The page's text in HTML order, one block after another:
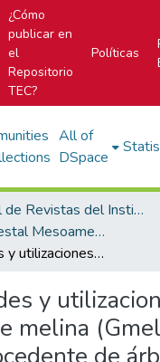
¿Cómo
publicar en
el
Repositorio
TEC?
Políticas
All of
DSpace
Portal de Revistas del Instituto Tecnológico de Costa Rica
Revista Forestal Mesoamericana Kurú
Propiedades y utilizaciones de la madera de melina (Gmelina arborea Roxb) procedente de árboles plantados en Costa Rica
y
melina